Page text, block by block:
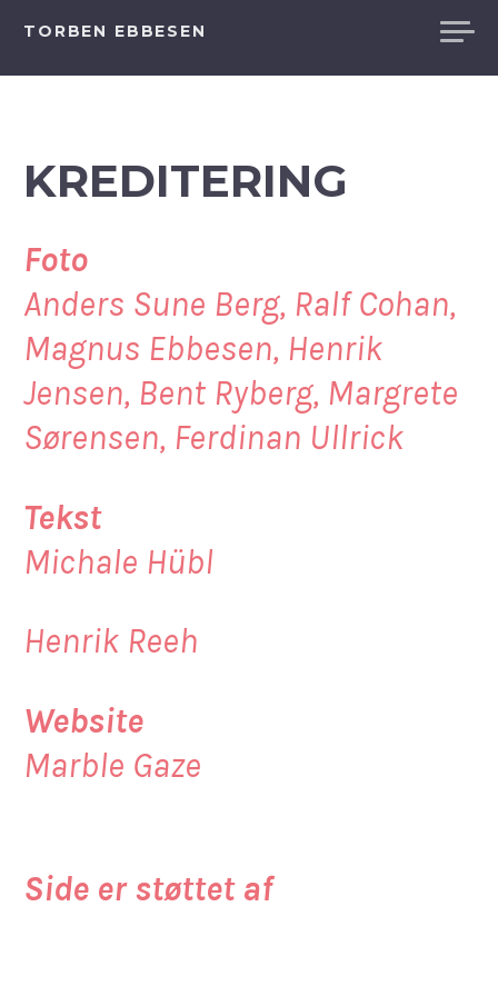
indhold
TORBEN EBBESEN
KREDITERING
Foto
Anders Sune Berg, Ralf Cohan,
Magnus Ebbesen, Henrik
Jensen, Bent Ryberg, Margrete
Sørensen, Ferdinan Ullrick
Tekst
Michale Hübl
Henrik Reeh
Website
Marble Gaze
Side er støttet af